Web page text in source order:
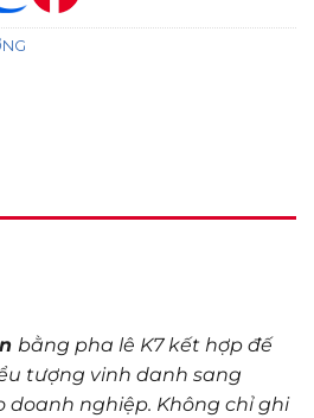
bằng pha lê K7 kết hợp đế
tượng vinh danh sang
doanh nghiệp. Không chỉ ghi